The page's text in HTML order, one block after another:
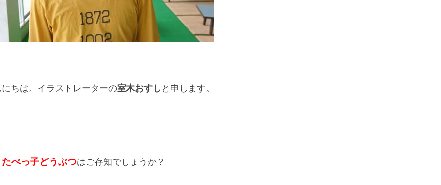
ちは。イラストレーターの室木おすし と申します。
たべっ子どうぶつはご存知でしょうか？